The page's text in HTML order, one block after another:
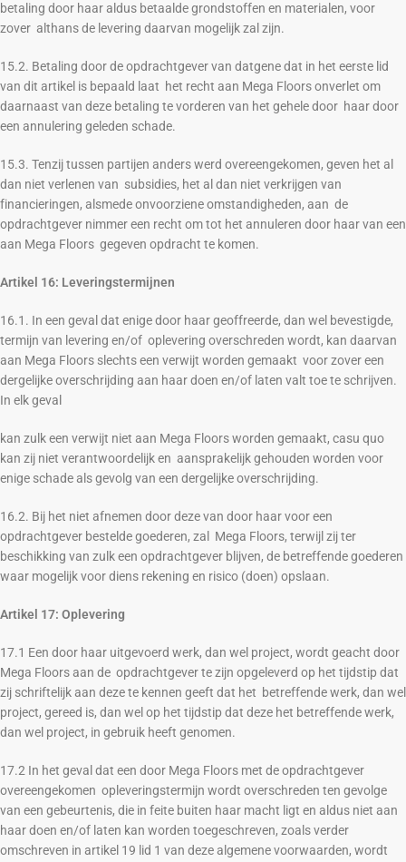
betaling door haar aldus betaalde grondstoffen en materialen, voor
zover althans de levering daarvan mogelijk zal zijn.
15.2. Betaling door de opdrachtgever van datgene dat in het eerste lid
van dit artikel is bepaald laat het recht aan Mega Floors onverlet om
daarnaast van deze betaling te vorderen van het gehele door haar door
een annulering geleden schade.
15.3. Tenzij tussen partijen anders werd overeengekomen, geven het al
dan niet verlenen van subsidies, het al dan niet verkrijgen van
financieringen, alsmede onvoorziene omstandigheden, aan de
opdrachtgever nimmer een recht om tot het annuleren door haar van een
aan Mega Floors gegeven opdracht te komen.
Artikel 16: Leveringstermijnen
16.1. In een geval dat enige door haar geoffreerde, dan wel bevestigde,
termijn van levering en/of oplevering overschreden wordt, kan daarvan
aan Mega Floors slechts een verwijt worden gemaakt voor zover een
dergelijke overschrijding aan haar doen en/of laten valt toe te schrijven.
In elk geval
kan zulk een verwijt niet aan Mega Floors worden gemaakt, casu quo
kan zij niet verantwoordelijk en aansprakelijk gehouden worden voor
enige schade als gevolg van een dergelijke overschrijding.
16.2. Bij het niet afnemen door deze van door haar voor een
opdrachtgever bestelde goederen, zal Mega Floors, terwijl zij ter
beschikking van zulk een opdrachtgever blijven, de betreffende goederen
waar mogelijk voor diens rekening en risico (doen) opslaan.
Artikel 17: Oplevering
17.1 Een door haar uitgevoerd werk, dan wel project, wordt geacht door
Mega Floors aan de opdrachtgever te zijn opgeleverd op het tijdstip dat
zij schriftelijk aan deze te kennen geeft dat het betreffende werk, dan wel
project, gereed is, dan wel op het tijdstip dat deze het betreffende werk,
dan wel project, in gebruik heeft genomen.
17.2 In het geval dat een door Mega Floors met de opdrachtgever
overeengekomen opleveringstermijn wordt overschreden ten gevolge
van een gebeurtenis, die in feite buiten haar macht ligt en aldus niet aan
haar doen en/of laten kan worden toegeschreven, zoals verder
omschreven in artikel 19 lid 1 van deze algemene voorwaarden, wordt